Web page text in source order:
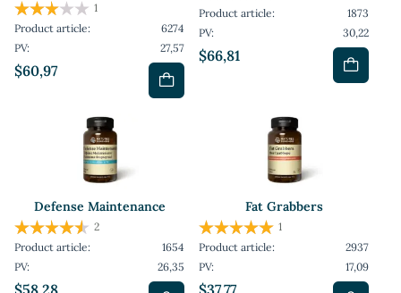
$60,97
1
Product article:
6274
PV:
27,57 $66,81
Product article:
1873
PV:
30,22
Defense Maintenance
$58,28
2
Product article:
1654
PV:
26,35
Fat Grabbers
$37,77
1
Product article:
2937
PV:
17,09